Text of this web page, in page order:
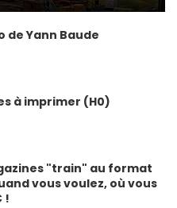
de Yann Baude
à imprimer (H0)
"train" au format
vous voulez, où vous
!